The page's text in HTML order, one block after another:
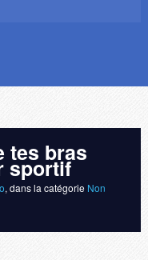
tes bras
sportif
, dans la catégorie Non